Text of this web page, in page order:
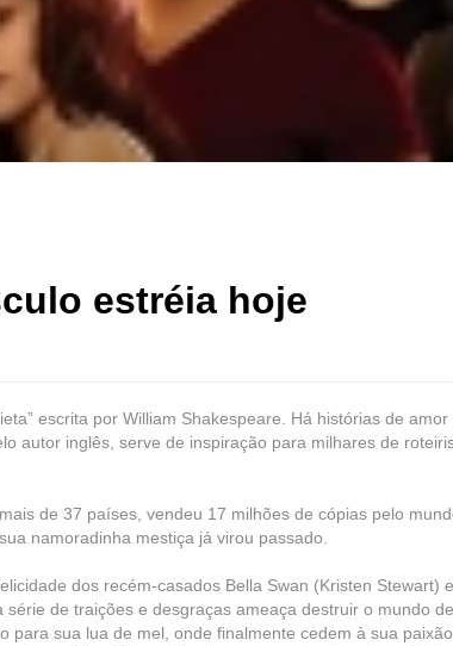
estréia hoje
escrita por William Shakespeare. Há histórias de amor
autor inglês, serve de inspiração para milhares de
de 37 países, vendeu 17 milhões de cópias pelo
namoradinha mestiça já virou passado.
dos recém-casados Bella Swan (Kristen Stewart) e
de traições e desgraças ameaça destruir o mundo
para sua lua de mel, onde finalmente cedem à sua